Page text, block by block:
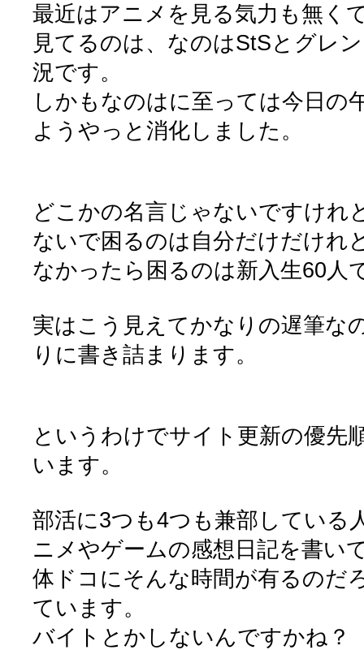
最近はアニメを見る気力も無く
見てるのは、なのはStSとグレ
況です。
しかもなのはに至っては今日の
ようやっと消化しました。
どこかの名言じゃないですけれ
ないで困るのは自分だけだけれ
なかったら困るのは新入生60人
実はこう見えてかなりの遅筆な
りに書き詰まります。
というわけでサイト更新の優先
います。
部活に3つも4つも兼部している
ニメやゲームの感想日記を書い
体ドコにそんな時間が有るのだ
ています。
バイトとかしないんですかね？